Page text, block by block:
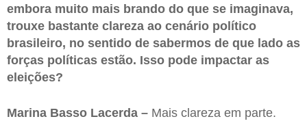
embora muito mais brando do que se imaginava,
trouxe bastante clareza ao cenário político
brasileiro, no sentido de sabermos de que lado as
forças políticas estão. Isso pode impactar as
eleições?
Marina Basso Lacerda – Mais clareza em parte.